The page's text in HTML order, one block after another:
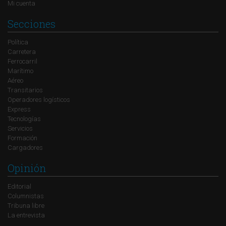
Mi cuenta
Secciones
Política
Carretera
Ferrocarril
Marítimo
Aéreo
Transitarios
Operadores logísticos
Express
Tecnologías
Servicios
Formación
Cargadores
Opinión
Editorial
Columnistas
Tribuna libre
La entrevista